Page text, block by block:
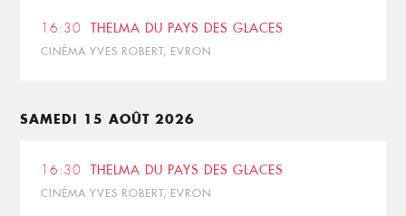
16:30 THELMA DU PAYS DES GLACES
CINÉMA YVES ROBERT, EVRON
SAMEDI 15 AOÛT 2026
16:30 THELMA DU PAYS DES GLACES
CINÉMA YVES ROBERT, EVRON